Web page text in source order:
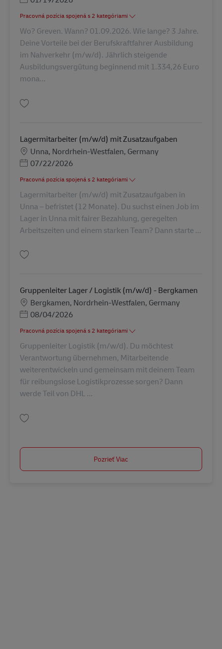
Pracovná pozícia spojená s 2 kategóriami
Wo? Greven. Wann? 01.09.2026. Wie lange? 3 Jahre.
Deine Vorteile bei der Berufskraftfahrer Ausbildung
im Nahverkehr (m/w/d). Jährlich steigende
Ausbildungsvergütung beginnend mit 1.334,26 Euro
mona...
Lagermitarbeiter (m/w/d) mit Zusatzaufgaben
MiestoUnna, Nordrhein-Westfalen, Germany
Posted Date
07/22/2026
Pracovná pozícia spojená s 2 kategóriami
Lagermitarbeiter (m/w/d) mit Zusatzaufgaben in
Unna – befristet (12 Monate). Du suchst einen Job im
Lager in Unna mit fairer Bezahlung, geregelten
Arbeitszeiten und einem starken Team? Dann starte ...
Gruppenleiter Lager / Logistik (m/w/d) - Bergkamen
MiestoBergkamen, Nordrhein-Westfalen, Germany
Posted Date
08/04/2026
Pracovná pozícia spojená s 2 kategóriami
Gruppenleiter Logistik (m/w/d). Du möchtest
Verantwortung übernehmen, Mitarbeitende
weiterentwickeln und gemeinsam mit deinem Team
für reibungslose Logistikprozesse sorgen? Dann
werde Teil von DHL ...
Pozrieť Viac